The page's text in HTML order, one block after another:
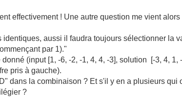
effectivement ! Une autre question me vient
aussi il faudra toujours sélectionner la
par 1)."
(input [1, -6, -2, -1, 4, 4, -3], solution [-3, 4, 1,
pris à gauche).
dans la combinaison ? Et s'il y en a plusieurs qui
?